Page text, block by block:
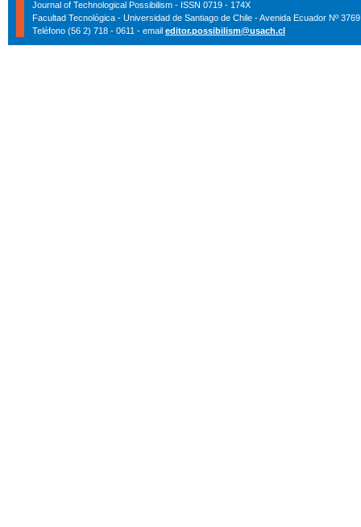
Journal of Technological Possibilism - ISSN 0719 - 174X
Facultad Tecnológica - Universidad de Santiago de Chile - Avenida Ecuador Nº
Teléfono (56 2) 718 - 0611 - email editor.possibilism@usach.cl